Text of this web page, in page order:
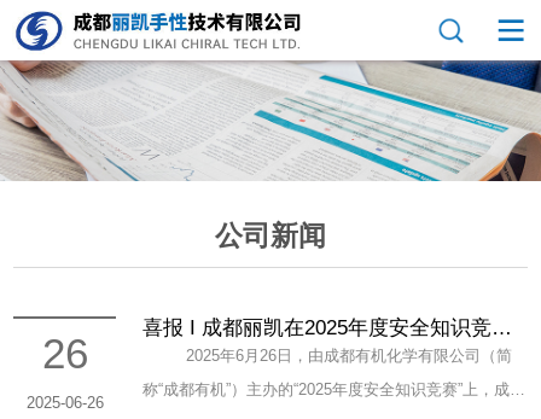
公司新闻
26
2025-06-26
喜报 I 成都丽凯在2025年度安全知识竞赛
上勇夺第一名
2025年6月26日，由成都有机化学有限公司（简
称“成都有机”）主办的“2025年度安全知识竞赛”上，成都